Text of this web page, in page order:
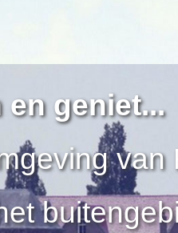
en geniet...
van